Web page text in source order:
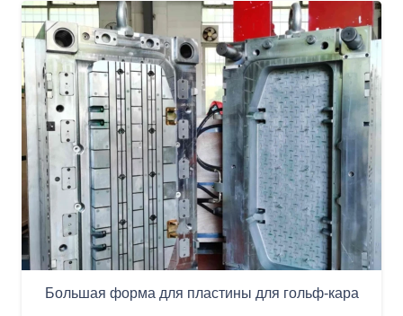
Большая форма для пластины для гольф-кара